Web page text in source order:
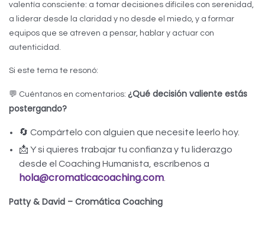
valentía consciente: a tomar decisiones difíciles con serenidad,
a liderar desde la claridad y no desde el miedo, y a formar
equipos que se atreven a pensar, hablar y actuar con
autenticidad.
Si este tema te resonó:
💬 Cuéntanos en comentarios: ¿Qué decisión valiente estás
postergando?
🔄 Compártelo con alguien que necesite leerlo hoy.
📩 Y si quieres trabajar tu confianza y tu liderazgo
desde el Coaching Humanista, escríbenos a
hola@cromaticacoaching.com
Patty & David – Cromática Coaching